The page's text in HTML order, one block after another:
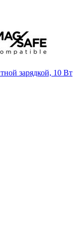
зарядкой, 10 Вт